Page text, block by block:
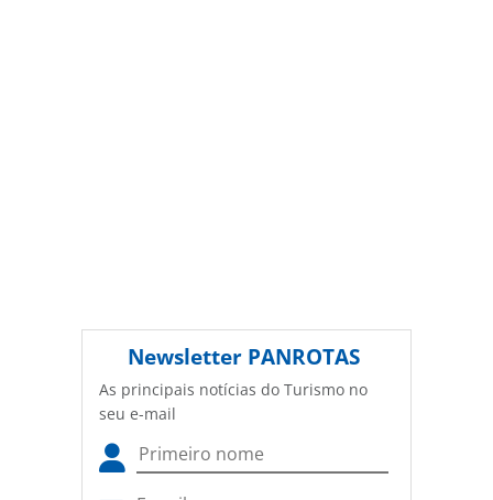
Newsletter PANROTAS
As principais notícias do Turismo no
seu e-mail